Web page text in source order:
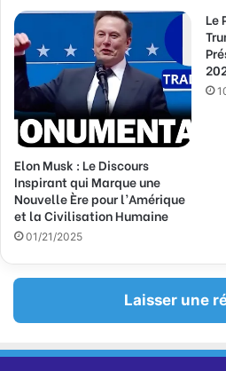
Elon Musk : Le Discours
Inspirant qui Marque une
Nouvelle Ère pour l’Amérique
et la Civilisation Humaine
01/21/2025
Le
Laisser une